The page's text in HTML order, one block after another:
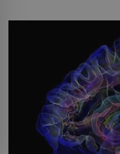
přízračná scéna
světová válka se